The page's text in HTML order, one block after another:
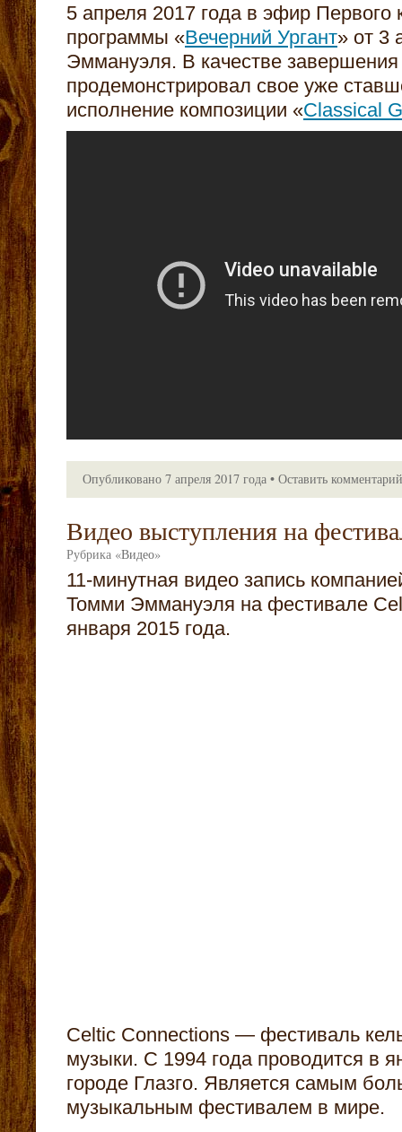
5 апреля 2017 года в эфир
программы «Вечерний Ургант» от 3
Эммануэля. В качестве
продемонстрировал свое уже
исполнение композиции «Classical
Опубликовано 7 апреля 2017 года • Оставить комментарий
Видео выступления на
Рубрика «Видео»
11-минутная видео запись
Томми Эммануэля на фестивале
января 2015 года.
Celtic Connections — фестиваль
музыки. С 1994 года проводится в
городе Глазго. Является самым
музыкальным фестивалем в мире.